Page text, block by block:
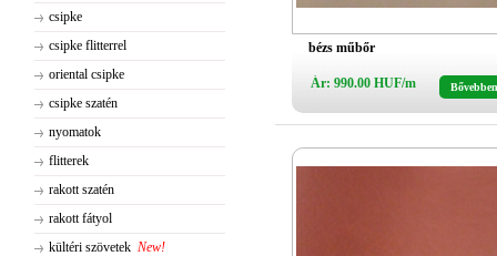
csipke
csipke flitterrel
oriental csipke
csipke szatén
nyomatok
flitterek
rakott szatén
rakott fátyol
kültéri szövetek New!
bézs műbőr
Ár: 990.00 HUF/m Bővebben